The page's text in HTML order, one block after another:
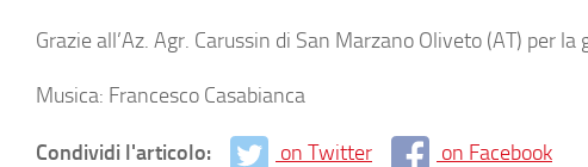
Grazie all’Az. Agr. Carussin di San Marzano Oliveto (AT) per
Musica: Francesco Casabianca
Condividi l'articolo: on Twitter on Facebook